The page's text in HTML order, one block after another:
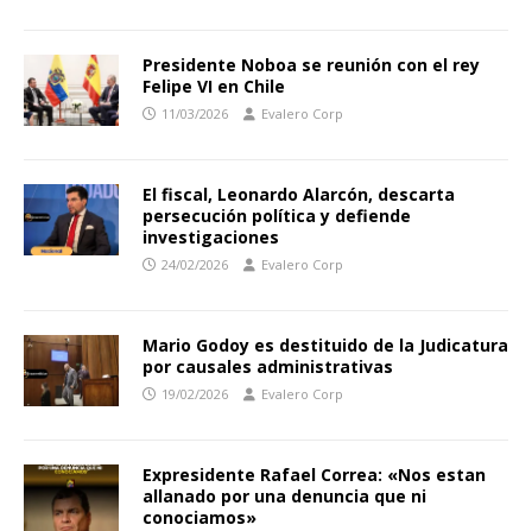
Presidente Noboa se reunión con el rey
Felipe VI en Chile
11/03/2026 Evalero Corp
El fiscal, Leonardo Alarcón, descarta
persecución política y defiende
investigaciones
24/02/2026 Evalero Corp
Mario Godoy es destituido de la Judicatura
por causales administrativas
19/02/2026 Evalero Corp
Expresidente Rafael Correa: «Nos estan
allanado por una denuncia que ni
conociamos»